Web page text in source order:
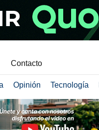
Contacto
Opinión Tecnología